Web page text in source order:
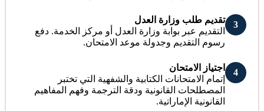
3
تقديم طلب وزارة العدل
التقديم عبر بوابة وزارة العدل أو مركز الخدمة. دفع
رسوم التقديم وجدولة موعد الامتحان.
4
اجتياز الامتحان
إتمام الامتحانات الكتابية والشفهية التي تختبر
المصطلحات القانونية ودقة الترجمة وفهم المفاهيم
القانونية الإماراتية.